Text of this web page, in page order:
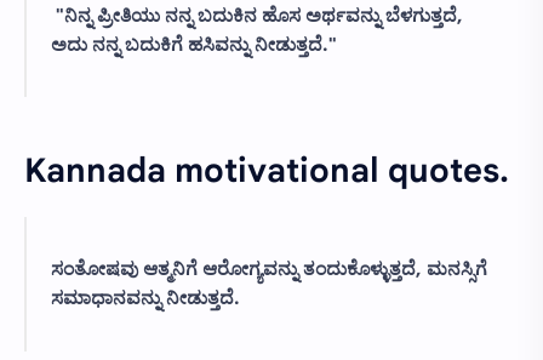
"ನಿನ್ನ ಪ್ರೀತಿಯು ನನ್ನ ಬದುಕಿನ ಹೊಸ ಅರ್ಥವನ್ನು ಬೆಳಗುತ್ತದೆ,
ಅದು ನನ್ನ ಬದುಕಿಗೆ ಹಸಿವನ್ನು ನೀಡುತ್ತದೆ."
Kannada motivational quotes.
ಸಂತೋಷವು ಆತ್ಮನಿಗೆ ಆರೋಗ್ಯವನ್ನು ತಂದುಕೊಳ್ಳುತ್ತದೆ, ಮನಸ್ಸಿಗೆ
ಸಮಾಧಾನವನ್ನು ನೀಡುತ್ತದೆ.